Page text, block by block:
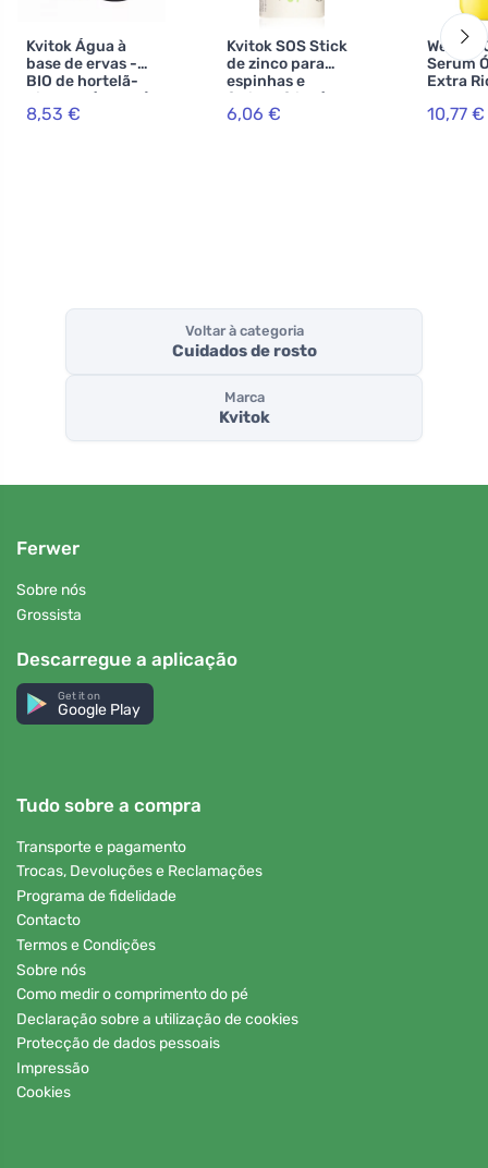
Kvitok Água à
base de ervas -
BIO de hortelã-
pimenta (100 ml)
8,53 €
Kvitok SOS Stick
de zinco para
espinhas e
feridas frias (8
ml) - com óxido
6,06 €
Weleda
Serum
Extra
10,77 €
Voltar à categoria
Cuidados de rosto
Marca
Kvitok
Ferwer
Sobre nós
Grossista
Descarregue a aplicação
Get it on
Google Play
Tudo sobre a compra
Transporte e pagamento
Trocas, Devoluções e Reclamações
Programa de fidelidade
Contacto
Termos e Condições
Sobre nós
Como medir o comprimento do pé
Declaração sobre a utilização de cookies
Protecção de dados pessoais
Impressão
Cookies